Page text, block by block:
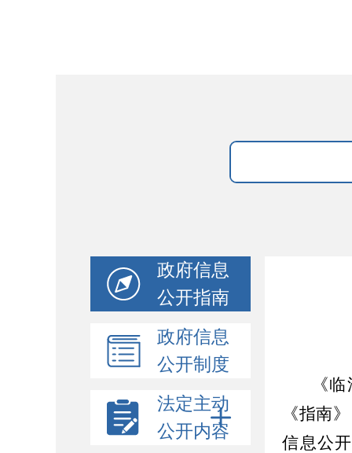
政府信息
公开指南
政府信息
公开制度
法定主动
公开内容
《临
《指南
信息公